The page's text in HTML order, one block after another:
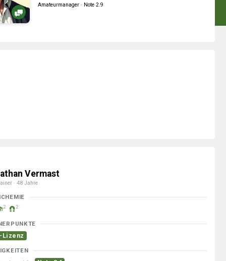
Amateurmanager · Note 2.9
Vermast
· 48 Jahre
2 2
Lizenz